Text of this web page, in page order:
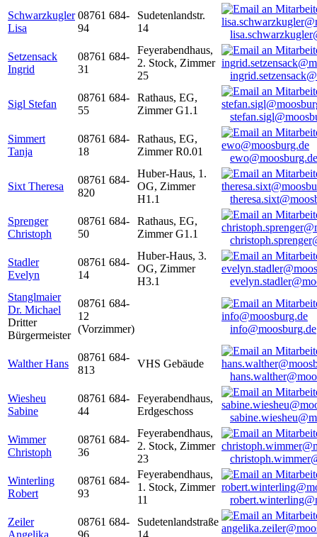
Schwarzkugler
Lisa
08761 684-
94
Sudetenlandstr.
14
Setzensack
Ingrid
08761 684-
31
Feyerabendhaus,
2. Stock, Zimmer
25
Sigl Stefan
08761 684-
55
Rathaus, EG,
Zimmer G1.1
Simmert
Tanja
08761 684-
18
Rathaus, EG,
Zimmer R0.01
ewo@moosburg.de
Sixt Theresa
08761 684-
820
Huber-Haus, 1.
OG, Zimmer
H1.1
Sprenger
Christoph
08761 684-
50
Rathaus, EG,
Zimmer G1.1
Stadler
Evelyn
08761 684-
14
Huber-Haus, 3.
OG, Zimmer
H3.1
Stanglmaier
Dr. Michael
Dritter
Bürgermeister
08761 684-
12
(Vorzimmer)
info@moosburg.de
Walther Hans
08761 684-
813
VHS Gebäude
Wiesheu
Sabine
08761 684-
44
Feyerabendhaus,
Erdgeschoss
Wimmer
Christoph
08761 684-
36
Feyerabendhaus,
2. Stock, Zimmer
23
Winterling
Robert
08761 684-
93
Feyerabendhaus,
1. Stock, Zimmer
11
Zeiler
Angelika
08761 684-
96
Sudetenlandstraße
14